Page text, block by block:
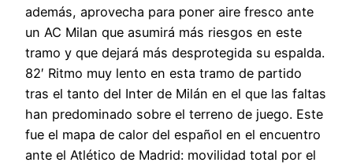
además, aprovecha para poner aire fresco ante
un AC Milan que asumirá más riesgos en este
tramo y que dejará más desprotegida su espalda.
82′ Ritmo muy lento en esta tramo de partido
tras el tanto del Inter de Milán en el que las faltas
han predominado sobre el terreno de juego. Este
fue el mapa de calor del español en el encuentro
ante el Atlético de Madrid: movilidad total por el